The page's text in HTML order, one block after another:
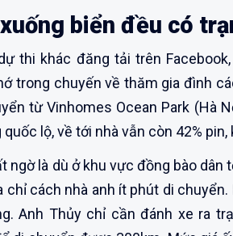
biển đều có
thi khác đăng tải trên
trong chuyến về thăm gia đình
từ Vinhomes Ocean Park (Hà
lộ, về tới nhà vẫn còn 42%
ngờ là dù ở khu vực đồng bào
chỉ cách nhà anh ít phút di
Anh Thủy chỉ cần đánh xe ra